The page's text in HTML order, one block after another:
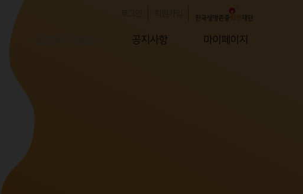
공지사항 마이페이지